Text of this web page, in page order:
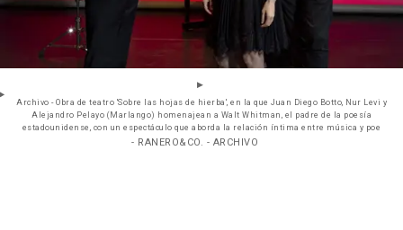
Archivo - Obra de teatro 'Sobre las hojas de hierba', en la que Juan Diego Botto, Nur Levi y
Alejandro Pelayo (Marlango) homenajean a Walt Whitman, el padre de la poesía
estadounidense, con un espectáculo que aborda la relación íntima entre música y poe
- RANERO&CO. - ARCHIVO